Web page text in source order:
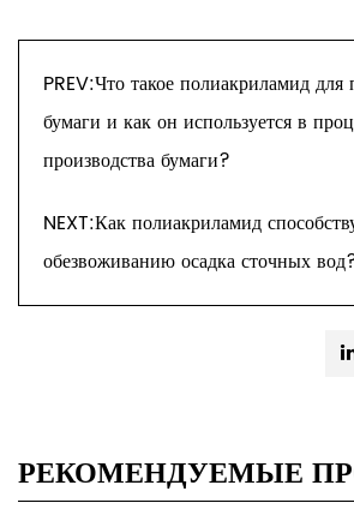
PREV:Что такое полиакриламид для
бумаги и как он используется в
производства бумаги?
NEXT:Как полиакриламид
обезвоживанию осадка сточных
РЕКОМЕНДУЕМЫЕ